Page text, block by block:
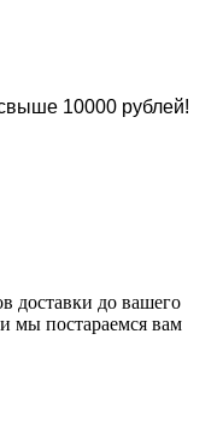
10000 рублей!
доставки до вашего
мы постараемся вам